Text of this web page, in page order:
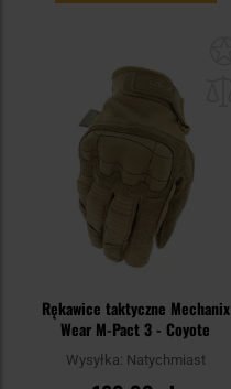
Rękawice taktyczne Mechanix
Wear M-Pact 3 - Coyote
Wysyłka: Natychmiast